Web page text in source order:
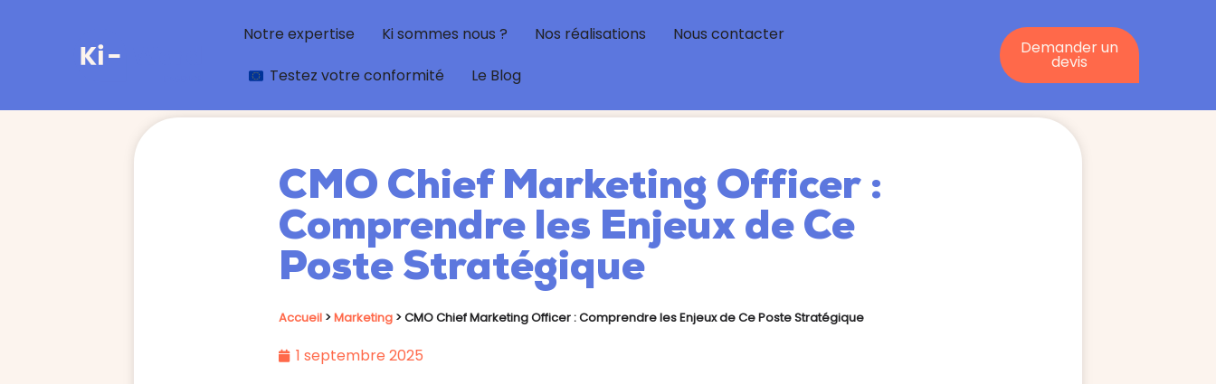
Notre expertise Ki sommes nous ? Nos réalisations
Nous contacter
Testez votre conformité
Le Blog
Demander un
devis
CMO Chief Marketing Officer :
Comprendre les Enjeux de Ce
Poste Stratégique
Accueil >Marketing >CMO Chief Marketing Officer : Comprendre les Enjeux de Ce Poste Stratégique
1 septembre 2025